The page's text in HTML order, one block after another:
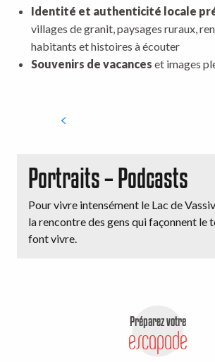
Identité et authenticité locale
villages de granit, paysages ruraux,
habitants et histoires à écouter
Souvenirs de vacances et images
Portraits – Podcasts
Pour vivre intensément le Lac de
la rencontre des gens qui façonnent le
font vivre.
Préparez votre
escapade